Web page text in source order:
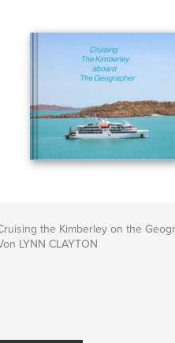
the Kimberley on the
LYNN CLAYTON